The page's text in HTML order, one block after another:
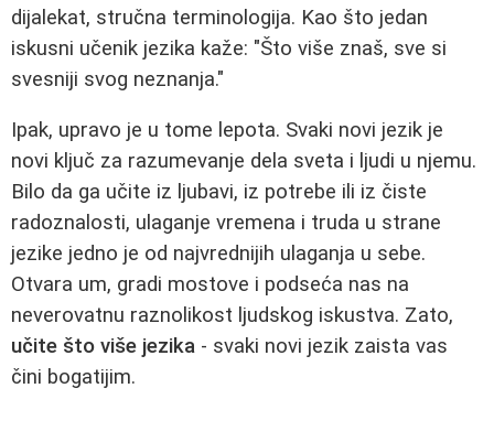
dijalekat, stručna terminologija. Kao što jedan
iskusni učenik jezika kaže: "Što više znaš, sve si
svesniji svog neznanja."
Ipak, upravo je u tome lepota. Svaki novi jezik je
novi ključ za razumevanje dela sveta i ljudi u njemu.
Bilo da ga učite iz ljubavi, iz potrebe ili iz čiste
radoznalosti, ulaganje vremena i truda u strane
jezike jedno je od najvrednijih ulaganja u sebe.
Otvara um, gradi mostove i podseća nas na
neverovatnu raznolikost ljudskog iskustva. Zato,
učite što više jezika - svaki novi jezik zaista vas
čini bogatijim.